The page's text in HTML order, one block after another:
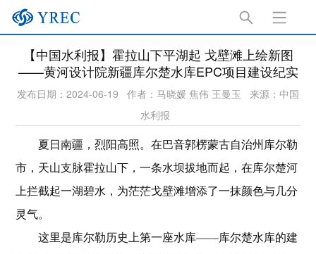
【中国水利报】霍拉山下平湖起 戈壁滩上绘新图
——黄河设计院新疆库尔楚水库EPC项目建设纪实
发布日期：2024-06-19 作者：马晓媛 焦伟 王曼玉
来源：中国
水利报
夏日南疆，烈阳高照。在巴音郭楞蒙古自治州库尔勒
市，天山支脉霍拉山下，一条水坝拔地而起，在库尔楚河
上拦截起一湖碧水，为茫茫戈壁滩增添了一抹颜色与几分
灵气。
这里是库尔勒历史上第一座水库——库尔楚水库的建